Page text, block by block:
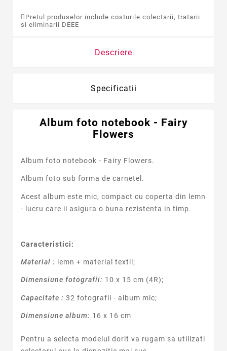
Pretul produselor include costurile colectarii, tratarii
si eliminarii DEEE
Descriere
Specificatii
Album foto notebook - Fairy
Flowers
Album foto notebook - Fairy Flowers.
Album foto sub forma de carnetel.
Acest album este mic, compact cu coperta din lemn
- lucru care ii asigura o buna rezistenta in timp.
Caracteristici:
Material : lemn + material textil;
Dimensiune fotografii: 10 x 15 cm (4R);
Capacitate : 32 fotografii - album mic;
Dimensiune album: 16 x 16 cm
Pentru a selecta modelul dorit va rugam sa utilizati